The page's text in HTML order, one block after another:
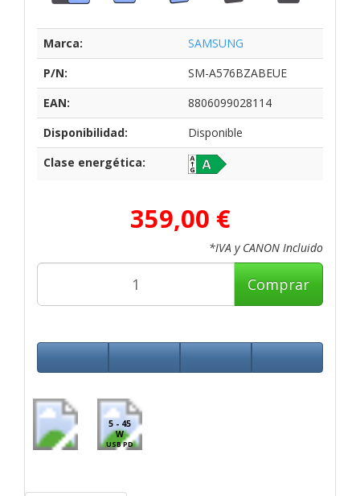
Marca:
SAMSUNG
P/N:
SM-A576BZABEUE
EAN:
8806099028114
Disponibilidad:
Disponible
Clase energética:
359,00 €
*IVA y CANON Incluido
Comprar
5 - 45
W
USB PD